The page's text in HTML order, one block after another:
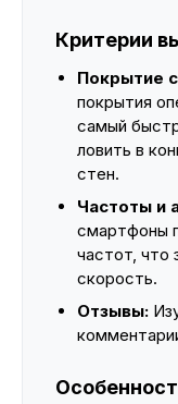
Критерии
Покрытие
покрытия
самый
ловить в
стен.
Частоты и
смартфоны
частот, что
скорость.
Отзывы: